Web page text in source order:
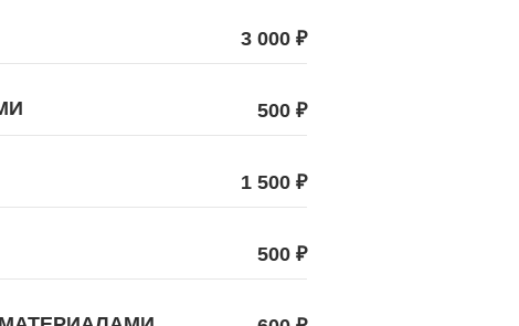
3 000 ₽
500 ₽
1 500 ₽
500 ₽